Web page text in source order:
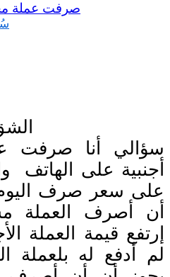
صرفت عملة
سؤالي أنا صرفت
أجنبية على الهاتف
على سعر صرف
أن أصرف العملة
إرتفع قيمة العملة
لم أدفع له بلعملة